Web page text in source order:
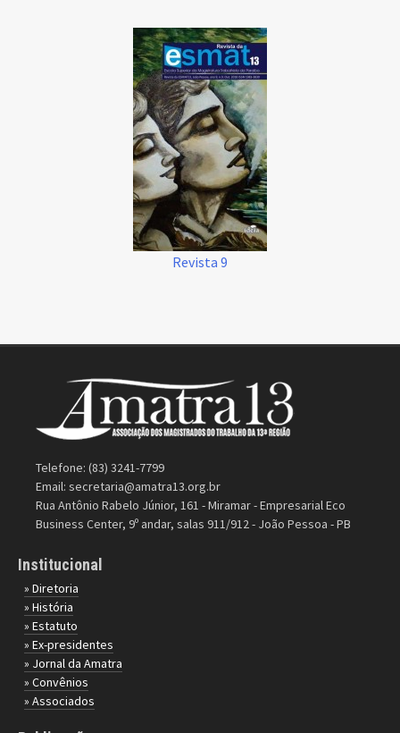
Revista 9
Telefone: (83) 3241-7799
Email: secretaria@amatra13.org.br
Rua Antônio Rabelo Júnior, 161 - Miramar - Empresarial Eco
Business Center, 9º andar, salas 911/912 - João Pessoa - PB
Institucional
» Diretoria
» História
» Estatuto
» Ex-presidentes
» Jornal da Amatra
» Convênios
» Associados